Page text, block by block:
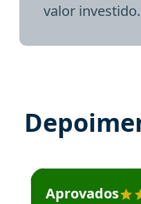
valor investido.
Estudante José
Aprovados